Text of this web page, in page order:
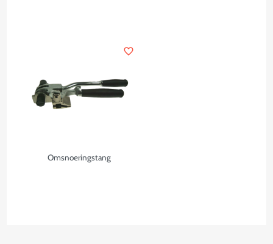
Omsnoeringstang
favorite_border